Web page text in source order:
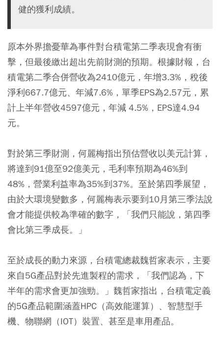
健的獲利成績。
原本外界擔憂華為事件對台積電第二季表現會有衝
擊，但最後繳出超出先前財測的預期。根據財報，台
積電第二季合併營收為2410億元，年增3.3%，稅後
淨利667.7億元、年減7.6%，單季EPS為2.57元，累
計上半年營收4597億元，年減 4.5%，EPS達4.94
元。
對於第三季財測，何麗梅指出預估營收以美元計算，
將達到91億至92億美元，毛利率預期為46%到
48%，營業利益率為35%到37%。至於第四季展望，
由於大環境變數多，何麗梅表示要到10月第三季法說
會才能提供較為準確的數字，「我們只能說，第四季
會比第三季成長。」
至於成長的動力來源，台積電總裁魏哲家表示，主要
來自5G產品對於先進製程的需求，「我們認為，下
半年的需求會更加強勁。」魏哲家指出，台積電定義
的5G產品範圍涵蓋HPC（高效能運算）、智慧型手
機、物聯網（IOT）裝置、甚至是車用產品。